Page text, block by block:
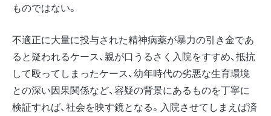
ものではない。
不適正に大量に投与された精神病薬が暴力の引き金であ
ると疑われるケース、親が口うるさく入院をすすめ、抵抗
して殴ってしまったケース、幼年時代の劣悪な生育環境
との深い因果関係など、容疑の背景にあるものを丁寧に
検証すれば、社会を映す鏡となる。入院させてしまえば済